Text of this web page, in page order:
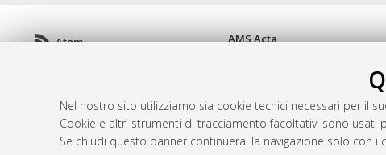
Nel nostro sito utilizziamo sia cookie tecnici necessari per il
Cookie e altri strumenti di tracciamento facoltativi sono usati
Se chiudi questo banner continuerai la navigazione solo con i
Atom
AMS Acta
doi.org/
Servizio implementato e
Impostazioni Cookie
Informativa sulla privacy